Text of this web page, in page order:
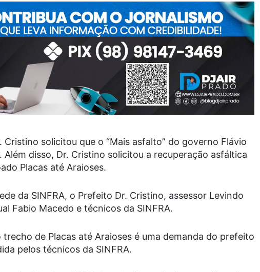
Cristino solicitou que o “Mais asfalto” do governo Flávio
Além disso, Dr. Cristino solicitou a recuperação asfáltica
Placas até Araioses.
da SINFRA, o Prefeito Dr. Cristino, assessor Levindo
Fabio Macedo e técnicos da SINFRA.
de Placas até Araioses é uma demanda do prefeito
pelos técnicos da SINFRA.